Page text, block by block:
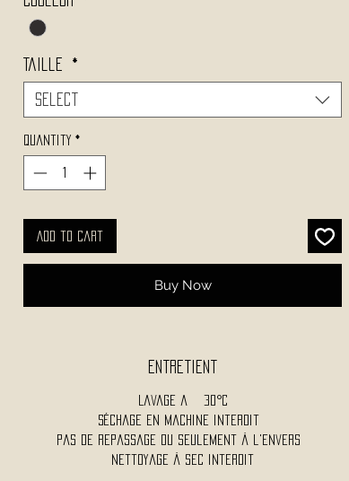
Taille *
Select
Quantity *
Add to Cart
Buy Now
Entretient
Lavage a 30°C
Séchage en machine interdit
Pas de repassage ou seulement à l'envers
Nettoyage à sec interdit